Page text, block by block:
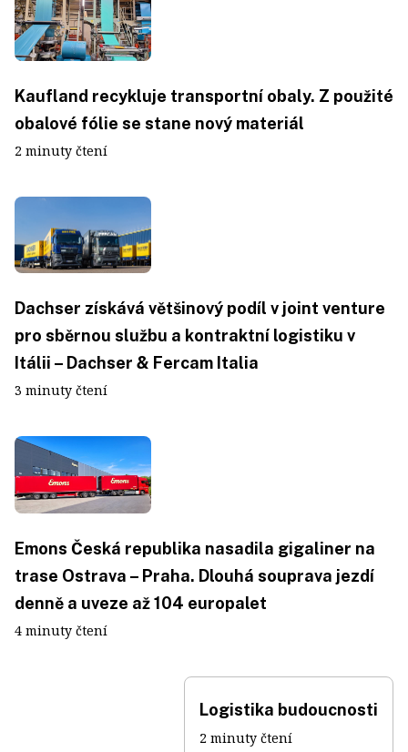
Kaufland recykluje transportní obaly. Z použité
obalové fólie se stane nový materiál
2 minuty čtení
Dachser získává většinový podíl v joint venture
pro sběrnou službu a kontraktní logistiku v
Itálii – Dachser & Fercam Italia
3 minuty čtení
Emons Česká republika nasadila gigaliner na
trase Ostrava – Praha. Dlouhá souprava jezdí
denně a uveze až 104 europalet
4 minuty čtení
Logistika budoucnosti
2 minuty čtení